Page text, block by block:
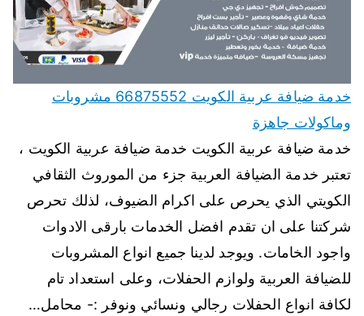
خدمة ضيافة عربية الكويت 66875552 مشروبات
وماكولات جاهزة
خدمة ضيافة عربية الكويت خدمة ضيافة عربية الكويت ،
تعتبر خدمة الضيافة العربية جزء من الموروث الثقافي
الكويتي الذي يحرص على اكرام الضيوف، لذلك تحرص
شركتنا على ان تقدم افضل الخدمات بارقى الادوات
واجود الخامات. ويوجد لدينا جميع انواع المشروبات
للضيافة العربية ولوازم الحفلات، وعلى استعداد تام
لكافة انواع الحفلات رجالي ونسائي ونوفر :- محامل…